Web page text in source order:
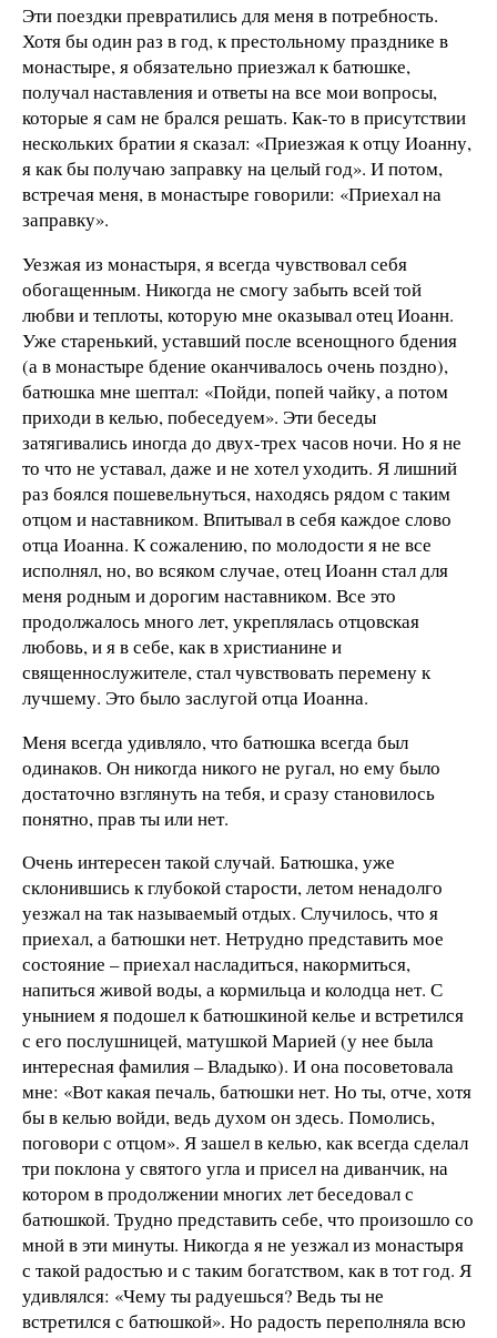
Эти поездки превратились для меня в потребность.
Хотя бы один раз в год, к престольному празднике в
монастыре, я обязательно приезжал к батюшке,
получал наставления и ответы на все мои вопросы,
которые я сам не брался решать. Как-то в присутствии
нескольких братии я сказал: «Приезжая к отцу Иоанну,
я как бы получаю заправку на целый год». И потом,
встречая меня, в монастыре говорили: «Приехал на
заправку».
Уезжая из монастыря, я всегда чувствовал себя
обогащенным. Никогда не смогу забыть всей той
любви и теплоты, которую мне оказывал отец Иоанн.
Уже старенький, уставший после всенощного бдения
(а в монастыре бдение оканчивалось очень поздно),
батюшка мне шептал: «Пойди, попей чайку, а потом
приходи в келью, побеседуем». Эти беседы
затягивались иногда до двух-трех часов ночи. Но я не
то что не уставал, даже и не хотел уходить. Я лишний
раз боялся пошевельнуться, находясь рядом с таким
отцом и наставником. Впитывал в себя каждое слово
отца Иоанна. К сожалению, по молодости я не все
исполнял, но, во всяком случае, отец Иоанн стал для
меня родным и дорогим наставником. Все это
продолжалось много лет, укреплялась отцовcкая
любовь, и я в себе, как в христианине и
священнослужителе, стал чувствовать перемену к
лучшему. Это было заслугой отца Иоанна.
Меня всегда удивляло, что батюшка всегда был
одинаков. Он никогда никого не ругал, но ему было
достаточно взглянуть на тебя, и сразу становилось
понятно, прав ты или нет.
Очень интересен такой случай. Батюшка, уже
склонившись к глубокой старости, летом ненадолго
уезжал на так называемый отдых. Случилось, что я
приехал, а батюшки нет. Нетрудно представить мое
состояние – приехал насладиться, накормиться,
напиться живой воды, а кормильца и колодца нет. С
унынием я подошел к батюшкиной келье и встретился
с его послушницей, матушкой Марией (у нее была
интересная фамилия – Владыко). И она посоветовала
мне: «Вот какая печаль, батюшки нет. Но ты, отче, хотя
бы в келью войди, ведь духом он здесь. Помолись,
поговори с отцом». Я зашел в келью, как всегда сделал
три поклона у святого угла и присел на диванчик, на
котором в продолжении многих лет беседовал с
батюшкой. Трудно представить себе, что произошло со
мной в эти минуты. Никогда я не уезжал из монастыря
с такой радостью и с таким богатством, как в тот год. Я
удивлялся: «Чему ты радуешься? Ведь ты не
встретился с батюшкой». Но радость переполняла всю